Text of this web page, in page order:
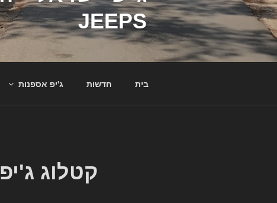
JEEPS
בית חדשות ג'יפ אספנות
קטלוג ג'יפ